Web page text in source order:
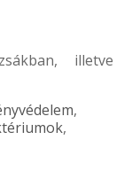
illetve
,
,